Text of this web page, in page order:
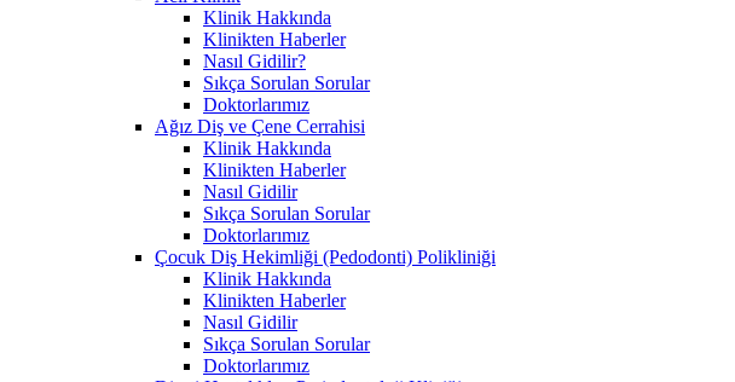
Klinik Hakkında
Klinikten Haberler
Nasıl Gidilir?
Sıkça Sorulan Sorular
Doktorlarımız
Ağız Diş ve Çene Cerrahisi
Klinik Hakkında
Klinikten Haberler
Nasıl Gidilir
Sıkça Sorulan Sorular
Doktorlarımız
Çocuk Diş Hekimliği (Pedodonti) Polikliniği
Klinik Hakkında
Klinikten Haberler
Nasıl Gidilir
Sıkça Sorulan Sorular
Doktorlarımız